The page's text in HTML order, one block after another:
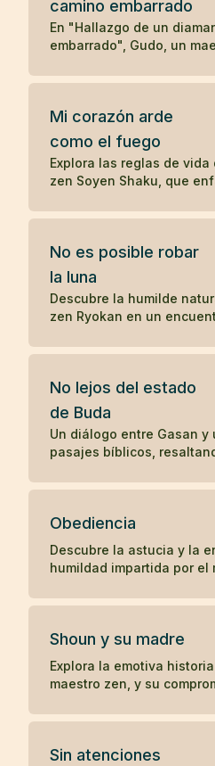
serenidad y la aceptación
Zen.
camino embarrado
En "Hallazgo de un
embarrado", Gudo, un
consecuencias de su
reflexión, el hombre
transformar su vida,
convirtiéndose en Mu-
maestro de zen,
interacción significativa
Mi corazón arde
como el fuego
Explora las reglas de
zen Soyen Shaku, que
equilibrio entre el coraje
No es posible robar
la luna
Descubre la humilde
zen Ryokan en un
apreciación de las
No lejos del estado
de Buda
Un diálogo entre Gasan
pasajes bíblicos,
resonaron con la
presente.
Obediencia
Descubre la astucia y la
humildad impartida por el
destaca la simplicidad y
Shoun y su madre
Explora la emotiva
maestro zen, y su
en reflexiones profundas
Sin atenciones